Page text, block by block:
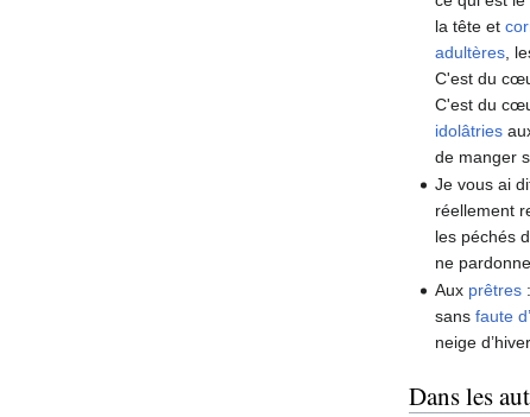
la tête et
adultères ,
C'est du
C'est du
idolâtries
de manger
Je vous ai
réellement
les péchés
ne
Aux prêtres
sansfaute
neige
Dans les